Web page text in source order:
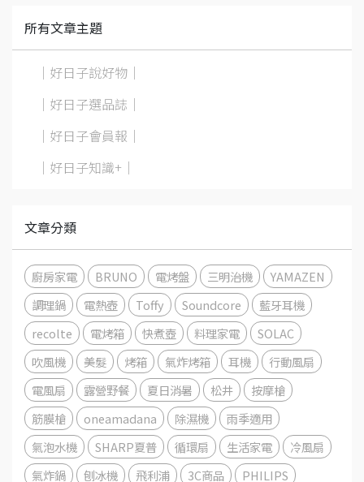
所有文章主題
｜好日子說好物｜
｜好日子選品誌｜
｜好日子會員報｜
｜好日子知識+｜
文章分類
廚房家電 BRUNO 電烤盤 三明治機
YAMAZEN
調理鍋
電熱壺 Toffy Soundcore
藍牙耳機
recolte
電烤箱 快煮壺 料理家電
SOLAC
吹風機
美髮 烤箱 氣炸烤箱 耳機
行動風扇
電風扇
露營野餐 夏日消暑 松井
按摩槍
筋膜槍
oneamadana 除濕機
雨季適用
氣泡水機
SHARP夏普 循環扇 生活家電
冷風扇
氣炸鍋
刨冰機 飛利浦 3C商品
PHILIPS